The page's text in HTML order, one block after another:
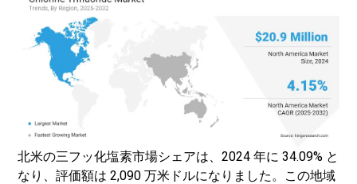
北米の三フッ化塩素市場シェアは、2024 年に 34.09% と
なり、評価額は 2,090 万米ドルになりました。この地域